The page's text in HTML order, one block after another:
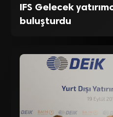
IFS Gelecek
buluşturdu